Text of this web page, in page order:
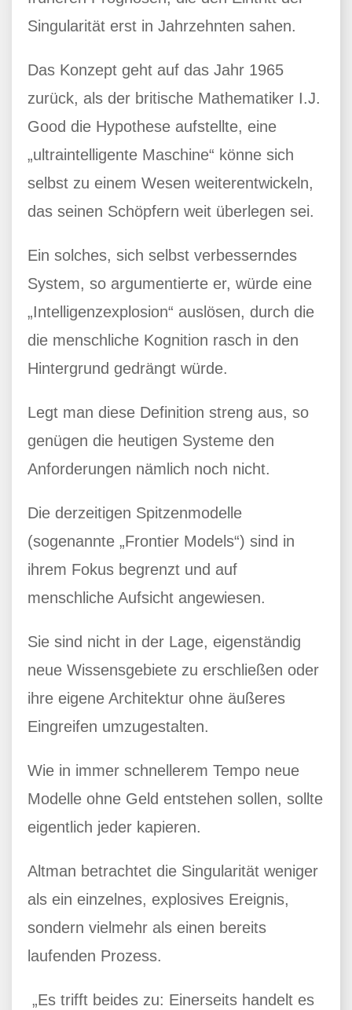
Singularität erst in Jahrzehnten sahen.
Das Konzept geht auf das Jahr 1965
zurück, als der britische Mathematiker I.J.
Good die Hypothese aufstellte, eine
„ultraintelligente Maschine“ könne sich
selbst zu einem Wesen weiterentwickeln,
das seinen Schöpfern weit überlegen sei.
Ein solches, sich selbst verbesserndes
System, so argumentierte er, würde eine
„Intelligenzexplosion“ auslösen, durch die
die menschliche Kognition rasch in den
Hintergrund gedrängt würde.
Legt man diese Definition streng aus, so
genügen die heutigen Systeme den
Anforderungen nämlich noch nicht.
Die derzeitigen Spitzenmodelle
(sogenannte „Frontier Models“) sind in
ihrem Fokus begrenzt und auf
menschliche Aufsicht angewiesen.
Sie sind nicht in der Lage, eigenständig
neue Wissensgebiete zu erschließen oder
ihre eigene Architektur ohne äußeres
Eingreifen umzugestalten.
Wie in immer schnellerem Tempo neue
Modelle ohne Geld entstehen sollen, sollte
eigentlich jeder kapieren.
Altman betrachtet die Singularität weniger
als ein einzelnes, explosives Ereignis,
sondern vielmehr als einen bereits
laufenden Prozess.
„Es trifft beides zu: Einerseits handelt es